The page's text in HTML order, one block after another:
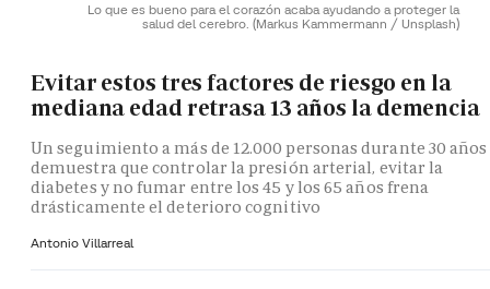
Lo que es bueno para el corazón acaba ayudando a proteger la
salud del cerebro. (Markus Kammermann / Unsplash)
Evitar estos tres factores de riesgo en la
mediana edad retrasa 13 años la demencia
Un seguimiento a más de 12.000 personas durante 30 años
demuestra que controlar la presión arterial, evitar la
diabetes y no fumar entre los 45 y los 65 años frena
drásticamente el deterioro cognitivo
Antonio Villarreal